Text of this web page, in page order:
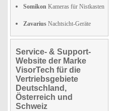
Somikon Kameras für Nistkasten
Zavarius Nachtsicht-Geräte
Service- & Support-
Website der Marke
VisorTech für die
Vertriebsgebiete
Deutschland,
Österreich und
Schweiz